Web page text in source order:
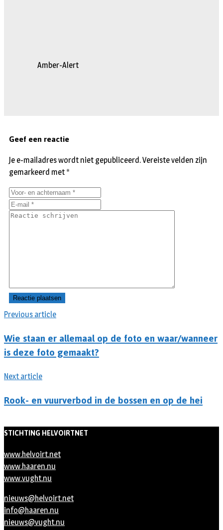
Amber-Alert
Previous article
Wie staan er allemaal op de foto en waar/wanneer
is deze foto gemaakt?
Next article
Rook- en vuurverbod in de bossen en op de hei
Geef een reactie
Je e-mailadres wordt niet gepubliceerd.Vereiste velden zijn
gemarkeerd met *
STICHTING HELVOIRTNET
www.helvoirt.net
www.haaren.nu
www.vught.nu
nieuws@helvoirt.net
info@haaren.nu
nieuws@vught.nu